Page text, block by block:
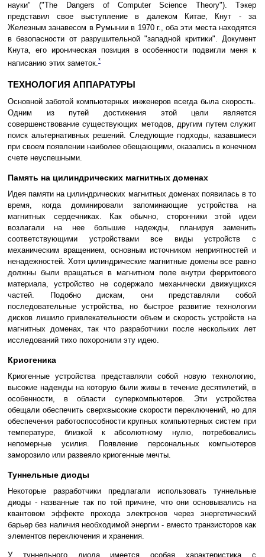
науки" ("The Dangers of Computer Science Theory"). Тэкер
представил свое выступление в далеком Китае, Кнут - за
Железным занавесом в Румынии в 1970 г., оба эти места находятся
в безопасности от разрушительной "западной критики". Документ
Кнута, его ироническая позиция в особенности подвигли меня к
написанию этих заметок.*
ТЕХНОЛОГИЯ АППАРАТУРЫ
Основной заботой компьютерных инженеров всегда была скорость.
Одним из путей достижения этой цели является
совершенствование существующих методов, другим путем служит
поиск альтернативных решений. Следующие подходы, казавшиеся
при своем появлении наиболее обещающими, оказались в конечном
счете неуспешными.
Память на цилиндрических магнитных доменах
Идея памяти на цилиндрических магнитных доменах появилась в то
время, когда доминировали запоминающие устройства на
магнитных сердечниках. Как обычно, сторонники этой идеи
возлагали на нее большие надежды, планируя заменить
соответствующими устройствами все виды устройств с
механическим вращением, основным источником неприятностей и
ненадежностей. Хотя цилиндрические магнитные домены все равно
должны были вращаться в магнитном поле внутри ферритового
материала, устройство не содержало механически движущихся
частей. Подобно дискам, они представляли собой
последовательные устройства, но быстрое развитие технологии
дисков лишило привлекательности объем и скорость устройств на
магнитных доменах, так что разработчики после нескольких лет
исследований тихо похоронили эту идею.
Криогеника
Криогенные устройства представляли собой новую технологию,
высокие надежды на которую были живы в течение десятилетий, в
особенности, в области суперкомпьютеров. Эти устройства
обещали обеспечить сверхвысокие скорости переключений, но для
обеспечения работоспособности крупных компьютерных систем при
температуре, близкой к абсолютному нулю, потребовались
непомерные усилия. Появление персональных компьютеров
заморозило или развеяло криогенные мечты.
Туннельные диоды
Некоторые разработчики предлагали использовать туннельные
диоды - названные так по той причине, что они основывались на
квантовом эффекте прохода электронов через энергетический
барьер без наличия необходимой энергии - вместо транзисторов как
элементов переключения и хранения.
У туннельного диода имеется особая характеристика с